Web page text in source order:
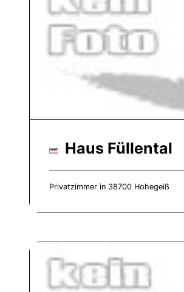
Haus Füllental
Privatzimmer in 38700 Hohegeiß